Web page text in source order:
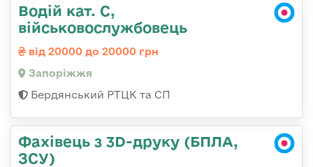
Водій кат. С,
військовослужбовець
від 20000 до 20000 грн
Запоріжжя
Бердянський РТЦК та СП
Фахівець з 3D-друку (БПЛА,
ЗСУ)